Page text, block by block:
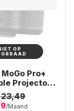
OP
Pro+
Projector -
/Maand